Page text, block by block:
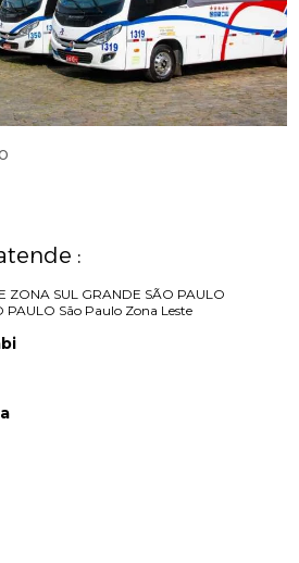
:
ZONA SUL GRANDE SÃO PAULO
PAULO São Paulo Zona Leste